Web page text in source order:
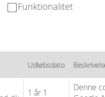
Funktionalitet
Udløbsdato
1 år 1
Denne